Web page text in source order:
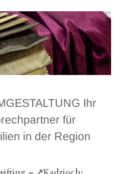
Ihr
für
in der Region